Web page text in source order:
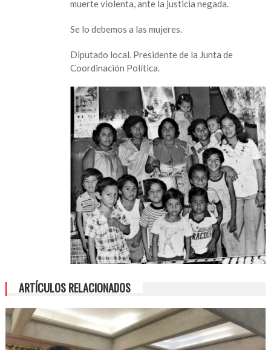
muerte violenta, ante la justicia negada.
Se lo debemos a las mujeres.
Diputado local. Presidente de la Junta de
Coordinación Política.
ARTÍCULOS RELACIONADOS